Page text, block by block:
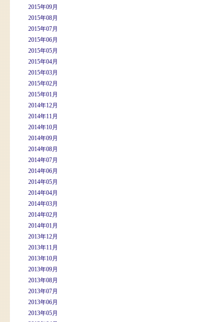
2015年09月
2015年08月
2015年07月
2015年06月
2015年05月
2015年04月
2015年03月
2015年02月
2015年01月
2014年12月
2014年11月
2014年10月
2014年09月
2014年08月
2014年07月
2014年06月
2014年05月
2014年04月
2014年03月
2014年02月
2014年01月
2013年12月
2013年11月
2013年10月
2013年09月
2013年08月
2013年07月
2013年06月
2013年05月